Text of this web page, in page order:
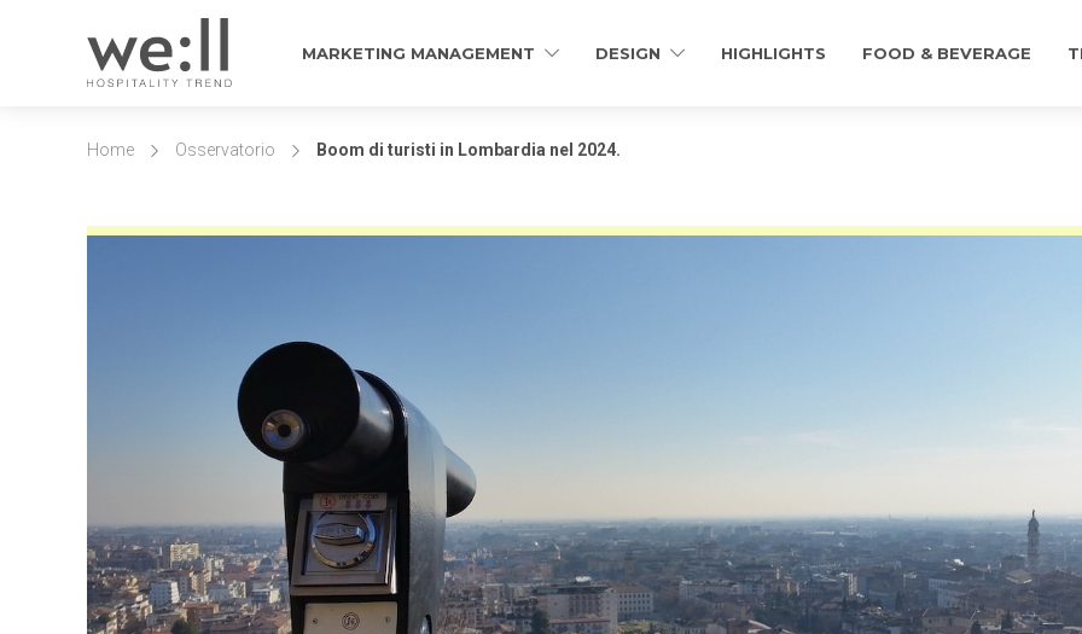
MARKETING MANAGEMENT DESIGN HIGHLIGHTS FOOD & BEVERAGE
Home Osservatorio Boom di turisti in Lombardia nel 2024.